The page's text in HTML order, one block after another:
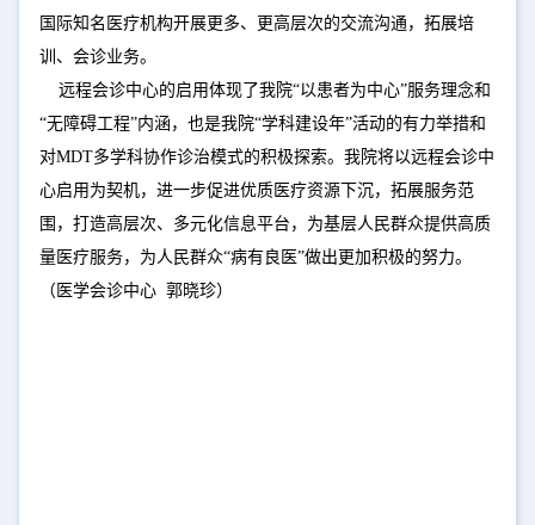
国际知名医疗机构开展更多、更高层次的交流沟通，拓展培
训、会诊业务。
远程会诊中心的启用体现了我院“以患者为中心”服务理念和
“无障碍工程”内涵，也是我院“学科建设年”活动的有力举措和
对MDT多学科协作诊治模式的积极探索。我院将以远程会诊中
心启用为契机，进一步促进优质医疗资源下沉，拓展服务范
围，打造高层次、多元化信息平台，为基层人民群众提供高质
量医疗服务，为人民群众“病有良医”做出更加积极的努力。
（医学会诊中心 郭晓珍）